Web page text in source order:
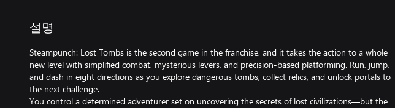
설명
Steampunch: Lost Tombs is the second game in the franchise, and it takes the action to a whole
new level with simplified combat, mysterious levers, and precision-based platforming. Run, jump,
and dash in eight directions as you explore dangerous tombs, collect relics, and unlock portals to
the next challenge.
You control a determined adventurer set on uncovering the secrets of lost civilizations—but the